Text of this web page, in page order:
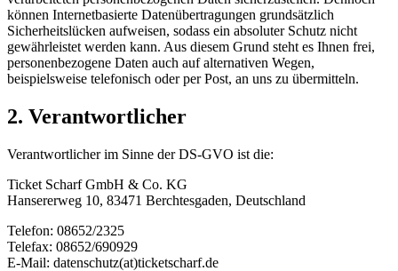
können Internetbasierte Datenübertragungen grundsätzlich
Sicherheitslücken aufweisen, sodass ein absoluter Schutz nicht
gewährleistet werden kann. Aus diesem Grund steht es Ihnen frei,
personenbezogene Daten auch auf alternativen Wegen,
beispielsweise telefonisch oder per Post, an uns zu übermitteln.
2. Verantwortlicher
Verantwortlicher im Sinne der DS-GVO ist die:
Ticket Scharf GmbH & Co. KG
Hansererweg 10, 83471 Berchtesgaden, Deutschland
Telefon: 08652/2325
Telefax: 08652/690929
E-Mail: datenschutz(at)ticketscharf.de